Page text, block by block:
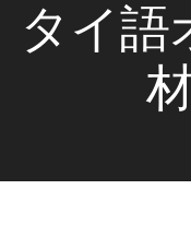
トップ
タイ語